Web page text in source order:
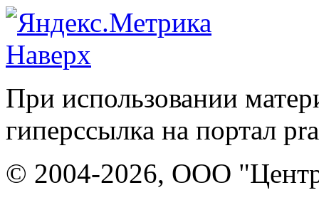
Наверх
При использовании
гиперссылка на портал
© 2004-2026, ООО "Центр